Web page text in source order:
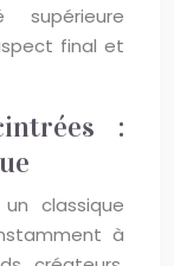
final et
:
classique
à